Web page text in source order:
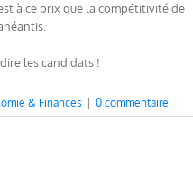
à ce prix que la compétitivité de
les candidats !
& Finances 0 commentaire